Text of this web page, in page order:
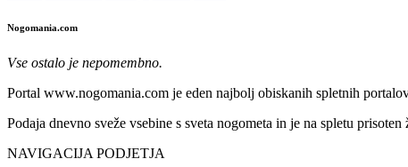
Nogomania.com
Vse ostalo je nepomembno.
Portal www.nogomania.com je eden najbolj obiskanih spletnih
Podaja dnevno sveže vsebine s sveta nogometa in je na spletu prisoten
NAVIGACIJA PODJETJA